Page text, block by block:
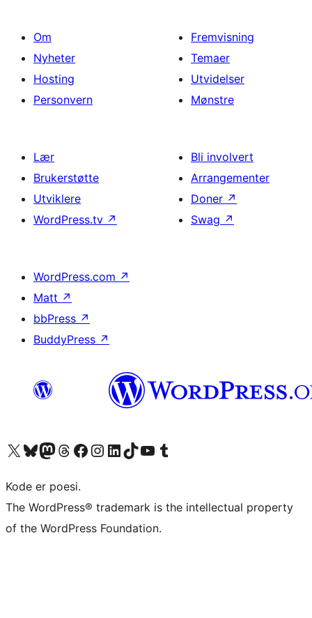
Om
Nyheter
Hosting
Personvern
Fremvisning
Temaer
Utvidelser
Mønstre
Lær
Brukerstøtte
Utviklere
WordPress.tv ↗
Bli involvert
Arrangementer
Doner ↗
Swag ↗
WordPress.com ↗
Matt ↗
bbPress ↗
BuddyPress ↗
Besøk vår konto på X Visit our Bluesky account
Besøk vår Mastodon-konto
Visit our Threads account
Besøk vår Facebook-sideBesøk vår Instagram-konto
Besøk vår LinkedIn-konto
Visit our TikTok account
Visit our YouTube channel
Visit our Tumblr account
Kode er poesi.
The WordPress® trademark is the intellectual property
of the WordPress Foundation.